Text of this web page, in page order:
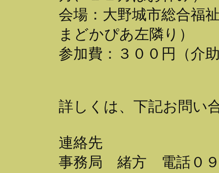
会場：大野城市総合福
まどかぴあ左隣り）
参加費：３００円（介
詳しくは、下記お問い
連絡先
事務局 緒方 電話０９